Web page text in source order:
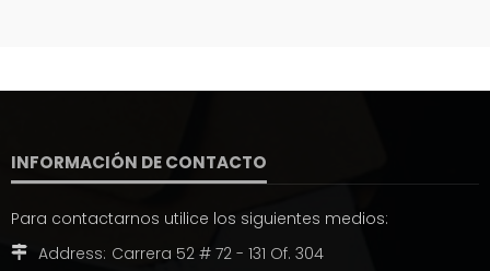
INFORMACIÓN DE CONTACTO
Para contactarnos utilice los siguientes medios:
Address: Carrera 52 # 72 - 131 Of. 304